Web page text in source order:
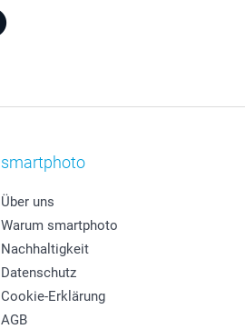
smartphoto
Über uns
Warum smartphoto
Nachhaltigkeit
Datenschutz
Cookie-Erklärung
AGB